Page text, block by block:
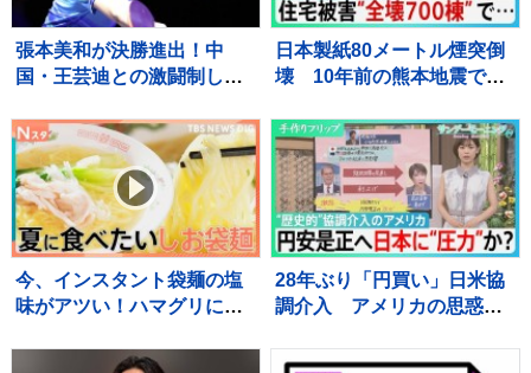
張本美和が決勝進出！中
国・王芸迪との激闘制し初
オンズ横浜】
日本製紙80メートル煙突倒
壊 10年前の熊本地震で補
本“避難解除”前になぜ再入
館？下水管破損で田んぼ
に“汚水” 直下に断層 住
宅被害は・・【サンデーモ
ーニング】
今、インスタント袋麺の塩
味がアツい！ハマグリに毛
麺も！専門家ゲキ推しの7品
28年ぶり「円買い」日米協
調介入 アメリカの思惑
力”か？【サンデーモーニン